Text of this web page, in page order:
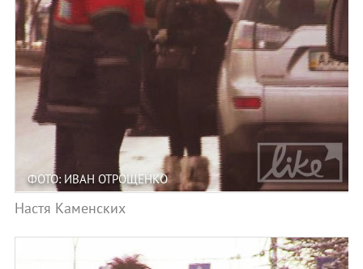
ФОТО: ИВАН ОТРОЩЕНКО
Настя Каменских